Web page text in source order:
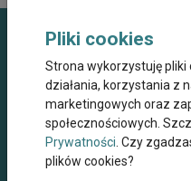
Pliki cookies
Strona wykorzystuję pliki
działania, korzystania z
marketingowych oraz
społecznościowych.
Prywatności . Czy
plików cookies?
Dane
Miejskie Centrum Opieki
Przewlekle
Niesamodzielnych w
ul. Wielicka 267, 30-663